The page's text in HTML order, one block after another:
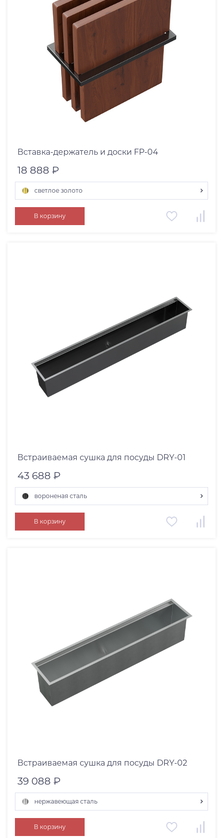
Вставка-держатель и доски FP-04
18 888 ₽
светлое золото
вороненая сталь
светлое золото
В корзину
Встраиваемая сушка для посуды DRY-01
43 688 ₽
вороненая сталь
вороненая сталь
В корзину
Встраиваемая сушка для посуды DRY-02
39 088 ₽
нержавеющая сталь
вороненая сталь
светлое золото
В корзину